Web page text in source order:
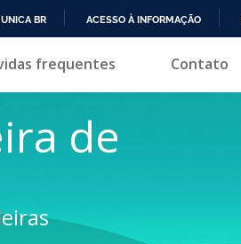
PARA
BR ACESSO À INFORMAÇÃO
frequentes Contato
de